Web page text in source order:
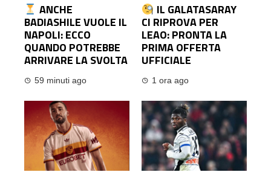
ANCHE
BADIASHILE VUOLE IL
NAPOLI: ECCO
QUANDO POTREBBE
ARRIVARE LA SVOLTA
59 minuti ago
IL GALATASARAY
CI RIPROVA PER
LEAO: PRONTA LA
PRIMA OFFERTA
UFFICIALE
1 ora ago